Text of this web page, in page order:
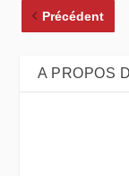
Précédent
A PROPOS